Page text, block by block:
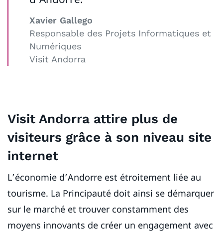
Xavier Gallego
Responsable des Projets Informatiques et
Numériques
Visit Andorra
Visit Andorra attire plus de
visiteurs grâce à son niveau site
internet
L’économie d’Andorre est étroitement liée au
tourisme. La Principauté doit ainsi se démarquer
sur le marché et trouver constamment des
moyens innovants de créer un engagement avec